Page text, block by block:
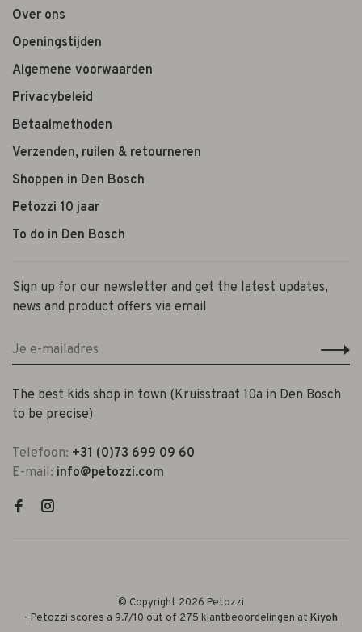
Over ons
Openingstijden
Algemene voorwaarden
Privacybeleid
Betaalmethoden
Verzenden, ruilen & retourneren
Shoppen in Den Bosch
Petozzi 10 jaar
To do in Den Bosch
Sign up for our newsletter and get the latest updates,
news and product offers via email
The best kids shop in town (Kruisstraat 10a in Den Bosch
to be precise)
Telefoon: +31 (0)73 699 09 60
E-mail: info@petozzi.com
© Copyright 2026 Petozzi
- Petozzi scores a 9.7/10 out of 275 klantbeoordelingen at Kiyoh